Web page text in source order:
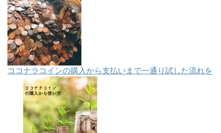
ココナラコインの購入から支払いまで一通り試した流れを